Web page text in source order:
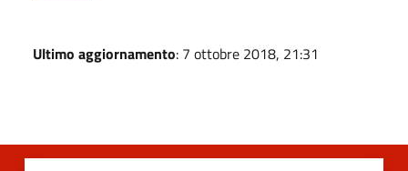
Ultimo aggiornamento: 7 ottobre 2018, 21:31